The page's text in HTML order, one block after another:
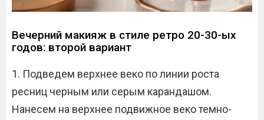
Вечерний макияж в стиле ретро 20-30-ых
годов: второй вариант
1. Подведем верхнее веко по линии роста
ресниц черным или серым карандашом.
Нанесем на верхнее подвижное веко темно-